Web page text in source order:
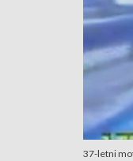
37-letni